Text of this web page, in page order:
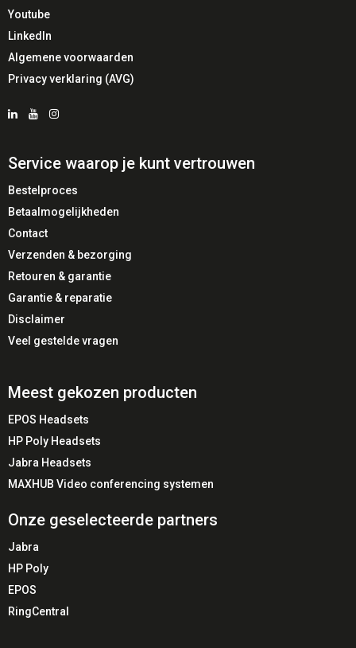
Youtube
LinkedIn
Algemene voorwaarden
Privacy verklaring (AVG)
Service waarop je kunt vertrouwen
Bestelproces
Betaalmogelijkheden
Contact
Verzenden & bezorging
Retouren & garantie
Garantie & reparatie
Disclaimer
Veel gestelde vragen
Meest gekozen producten
EPOS Headsets
HP Poly Headsets
Jabra Headsets
MAXHUB Video conferencing systemen
Onze geselecteerde partners
Jabra
HP Poly
EPOS
RingCentral